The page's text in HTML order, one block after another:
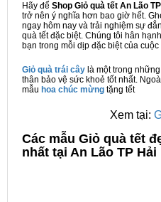
Hãy để Shop Giỏ quà tết An Lão
trở nên ý nghĩa hơn bao giờ hết.
ngay hôm nay và trải nghiệm sự
quà tết đặc biệt. Chúng tôi hân
bạn trong mỗi dịp đặc biệt của cuộc
Giỏ quà trái cây là một trong những
thân bảo vệ sức khoẻ tốt nhất.
mẫu hoa chúc mừng tặng tết
Xem tại:
Các mẫu Giỏ quà tết
nhất tại An Lão TP Hải